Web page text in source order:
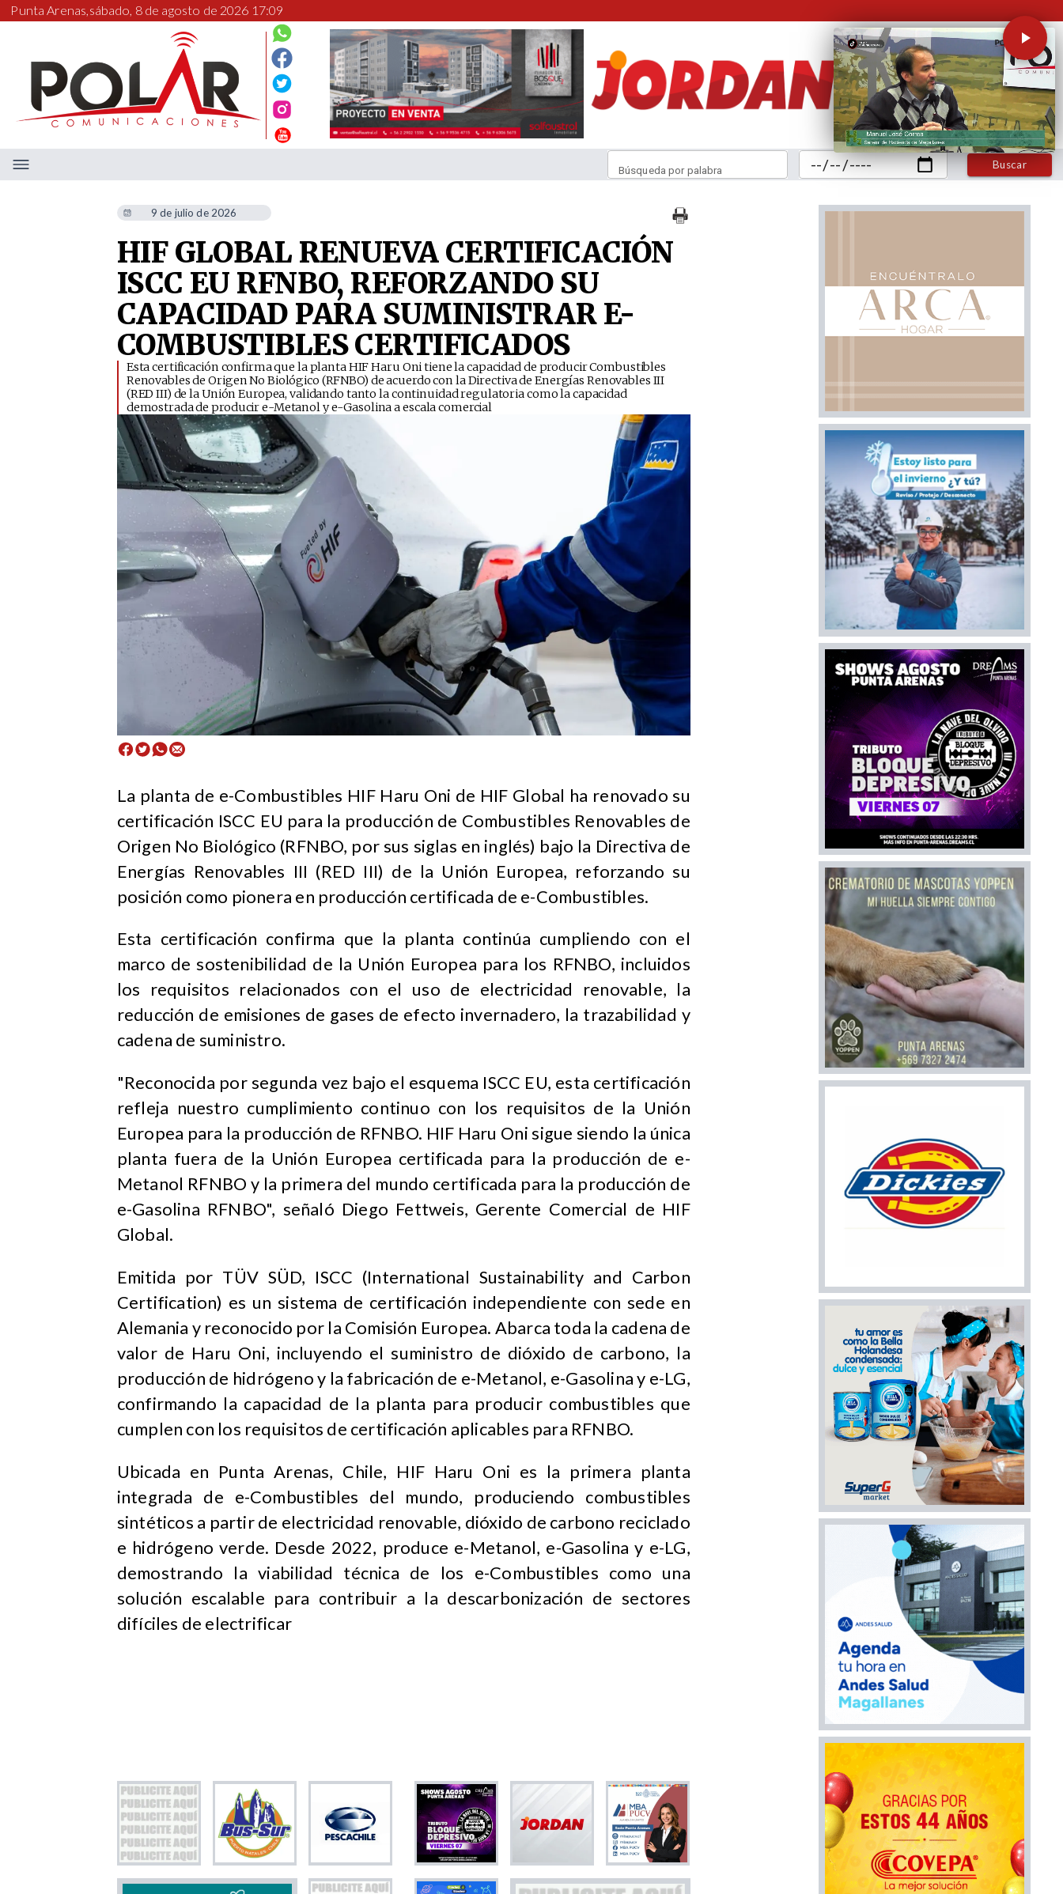
Punta Arenas,sábado, 8 de agosto de 2026 17:09
Buscar
Búsqueda por palabra
9 de julio de 2026
HIF GLOBAL RENUEVA CERTIFICACIÓN
ISCC EU RFNBO, REFORZANDO SU
CAPACIDAD PARA SUMINISTRAR E-
COMBUSTIBLES CERTIFICADOS
Esta certificación confirma que la planta HIF Haru Oni tiene la capacidad de producir Combustibles
Renovables de Origen No Biológico (RFNBO) de acuerdo con la Directiva de Energías Renovables III
(RED III) de la Unión Europea, validando tanto la continuidad regulatoria como la capacidad
demostrada de producir e-Metanol y e-Gasolina a escala comercial
La planta de e-Combustibles HIF Haru Oni de HIF Global ha renovado su
certificación ISCC EU para la producción de Combustibles Renovables de
Origen No Biológico (RFNBO, por sus siglas en inglés) bajo la Directiva de
Energías Renovables III (RED III) de la Unión Europea, reforzando su
posición como pionera en producción certificada de e-Combustibles.
Esta certificación confirma que la planta continúa cumpliendo con el
marco de sostenibilidad de la Unión Europea para los RFNBO, incluidos
los requisitos relacionados con el uso de electricidad renovable, la
reducción de emisiones de gases de efecto invernadero, la trazabilidad y
cadena de suministro.
"Reconocida por segunda vez bajo el esquema ISCC EU, esta certificación
refleja nuestro cumplimiento continuo con los requisitos de la Unión
Europea para la producción de RFNBO. HIF Haru Oni sigue siendo la única
planta fuera de la Unión Europea certificada para la producción de e-
Metanol RFNBO y la primera del mundo certificada para la producción de
e-Gasolina RFNBO", señaló Diego Fettweis, Gerente Comercial de HIF
Global.
Emitida por TÜV SÜD, ISCC (International Sustainability and Carbon
Certification) es un sistema de certificación independiente con sede en
Alemania y reconocido por la Comisión Europea. Abarca toda la cadena de
valor de Haru Oni, incluyendo el suministro de dióxido de carbono, la
producción de hidrógeno y la fabricación de e-Metanol, e-Gasolina y e-LG,
confirmando la capacidad de la planta para producir combustibles que
cumplen con los requisitos de certificación aplicables para RFNBO.
Ubicada en Punta Arenas, Chile, HIF Haru Oni es la primera planta
integrada de e-Combustibles del mundo, produciendo combustibles
sintéticos a partir de electricidad renovable, dióxido de carbono reciclado
e hidrógeno verde. Desde 2022, produce e-Metanol, e-Gasolina y e-LG,
demostrando la viabilidad técnica de los e-Combustibles como una
solución escalable para contribuir a la descarbonización de sectores
difíciles de electrificar